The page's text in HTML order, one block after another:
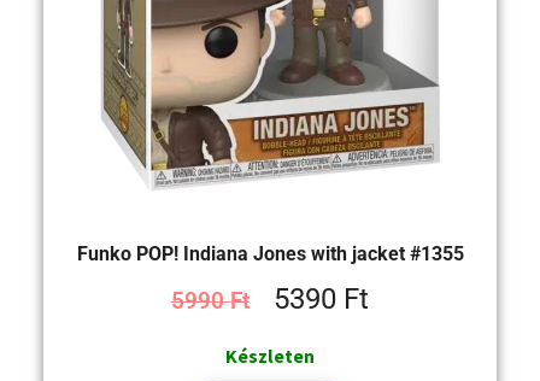
Funko POP! Indiana Jones with jacket #1355
5990Ft 5390 Ft
Készleten